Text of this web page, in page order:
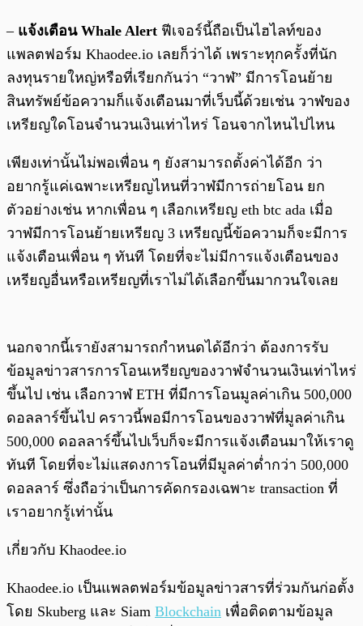
– แจ้งเตือน Whale Alert ฟีเจอร์นี้ถือเป็นไฮไลท์ของ
แพลตฟอร์ม Khaodee.io เลยก็ว่าได้ เพราะทุกครั้งที่นัก
ลงทุนรายใหญ่หรือที่เรียกกันว่า “วาฬ” มีการโอนย้าย
สินทรัพย์ข้อความก็แจ้งเตือนมาที่เว็บนี้ด้วยเช่น วาฬของ
เหรียญใดโอนจำนวนเงินเท่าไหร่ โอนจากไหนไปไหน
เพียงเท่านั้นไม่พอเพื่อน ๆ ยังสามารถตั้งค่าได้อีก ว่า
อยากรู้แค่เฉพาะเหรียญไหนที่วาฬมีการถ่ายโอน ยก
ตัวอย่างเช่น หากเพื่อน ๆ เลือกเหรียญ eth btc ada เมื่อ
วาฬมีการโอนย้ายเหรียญ 3 เหรียญนี้ข้อความก็จะมีการ
แจ้งเตือนเพื่อน ๆ ทันที โดยที่จะไม่มีการแจ้งเตือนของ
เหรียญอื่นหรือเหรียญที่เราไม่ได้เลือกขึ้นมากวนใจเลย
นอกจากนี้เรายังสามารถกำหนดได้อีกว่า ต้องการรับ
ข้อมูลข่าวสารการโอนเหรียญของวาฬจำนวนเงินเท่าไหร่
ขึ้นไป เช่น เลือกวาฬ ETH ที่มีการโอนมูลค่าเกิน 500,000
ดอลลาร์ขึ้นไป คราวนี้พอมีการโอนของวาฬที่มูลค่าเกิน
500,000 ดอลลาร์ขึ้นไปเว็บก็จะมีการแจ้งเตือนมาให้เราดู
ทันที โดยที่จะไม่แสดงการโอนที่มีมูลค่าต่ำกว่า 500,000
ดอลลาร์ ซึ่งถือว่าเป็นการคัดกรองเฉพาะ transaction ที่
เราอยากรู้เท่านั้น
เกี่ยวกับ Khaodee.io
Khaodee.io เป็นแพลตฟอร์มข้อมูลข่าวสารที่ร่วมกันก่อตั้ง
โดย Skuberg และ Siam Blockchain เพื่อติดตามข้อมูล